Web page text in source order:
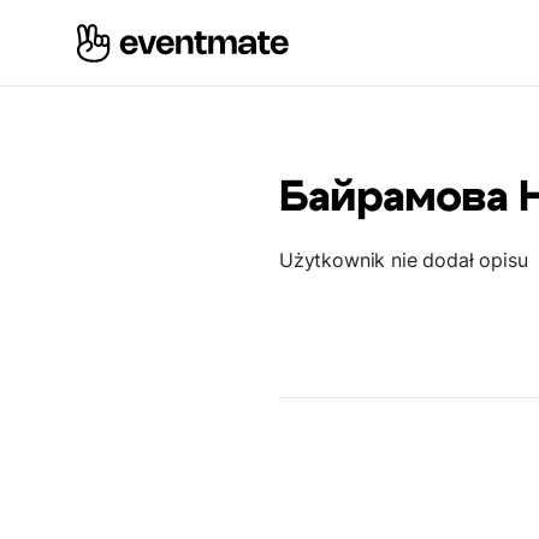
Байрамова
Użytkownik nie dodał opisu